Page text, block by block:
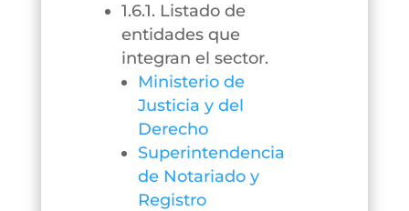
1.6.1. Listado de
entidades que
integran el sector.
Ministerio de
Justicia y del
Derecho
Superintendencia
de Notariado y
Registro